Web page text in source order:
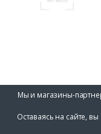
Мы и магазины-
Оставаясь на сайте,